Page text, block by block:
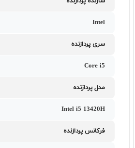
Intel
سری پردازنده
Core i5
مدل پردازنده
Intel i5 13420H
فرکانس پردازنده